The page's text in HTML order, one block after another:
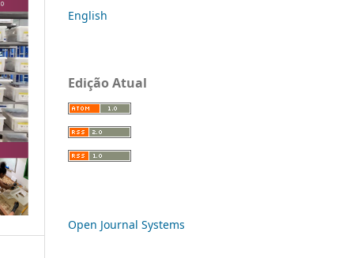
English
Edição Atual
Open Journal Systems